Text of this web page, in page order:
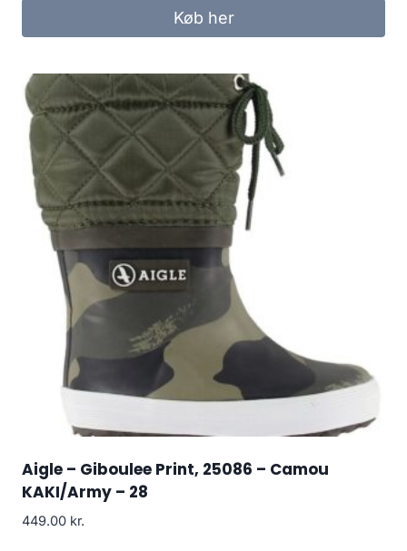
Køb her
Aigle – Giboulee Print, 25086 – Camou
KAKI/Army – 28
449.00 kr.